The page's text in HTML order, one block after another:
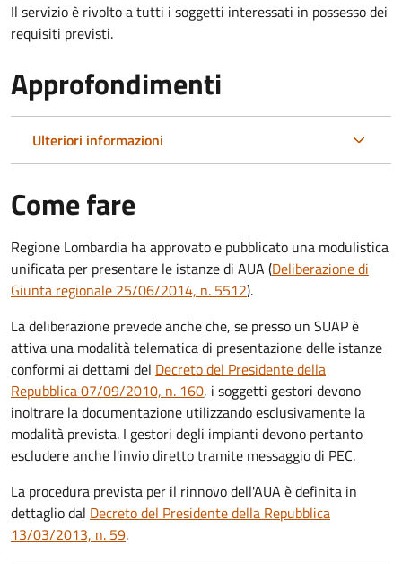
Il servizio è rivolto a tutti i soggetti interessati in possesso dei
requisiti previsti.
Approfondimenti
Ulteriori informazioni
Come fare
Regione Lombardia ha approvato e pubblicato una modulistica
unificata per presentare le istanze di AUA (Deliberazione di
Giunta regionale 25/06/2014, n. 5512).
La deliberazione prevede anche che, se presso un SUAP è
attiva una modalità telematica di presentazione delle istanze
conformi ai dettami del Decreto del Presidente della
Repubblica 07/09/2010, n. 160, i soggetti gestori devono
inoltrare la documentazione utilizzando esclusivamente la
modalità prevista. I gestori degli impianti devono pertanto
escludere anche l'invio diretto tramite messaggio di PEC.
La procedura prevista per il rinnovo dell'AUA è definita in
dettaglio dal Decreto del Presidente della Repubblica
13/03/2013, n. 59.